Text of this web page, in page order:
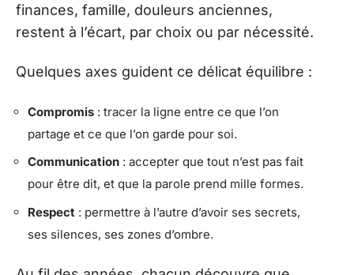
finances, famille, douleurs anciennes,
restent à l’écart, par choix ou par nécessité.
Quelques axes guident ce délicat équilibre :
Compromis : tracer la ligne entre ce que l’on
partage et ce que l’on garde pour soi.
Communication : accepter que tout n’est pas fait
pour être dit, et que la parole prend mille formes.
Respect : permettre à l’autre d’avoir ses secrets,
ses silences, ses zones d’ombre.